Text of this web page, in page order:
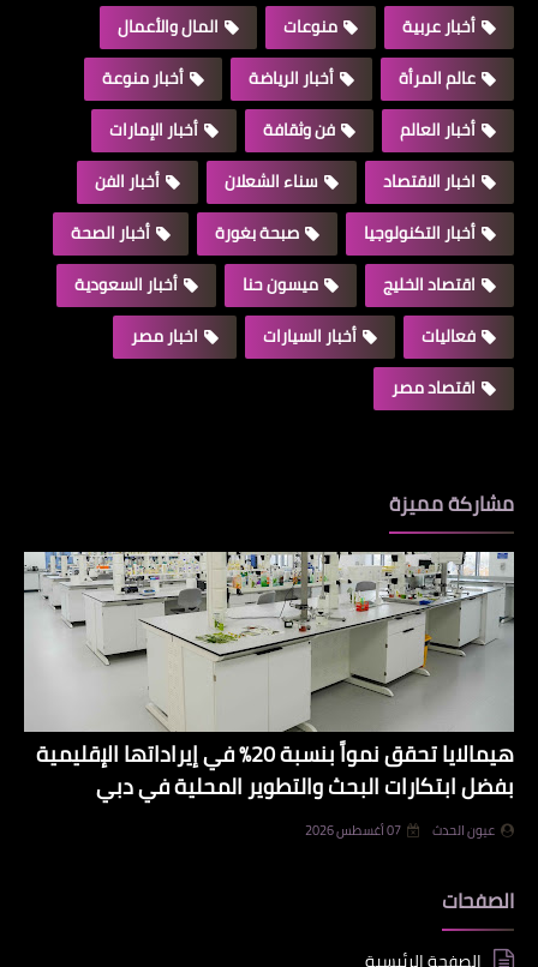
أخبار عربية منوعات
المال والأعمال
عالم المرأة
أخبار الرياضة
أخبار منوعة
أخبار العالم
فن وثقافة
أخبار الإمارات
اخبار الاقتصاد
سناء الشعلان
أخبار الفن
أخبار التكنولوجيا
صبحة بغورة
أخبار الصحة
اقتصاد الخليج
ميسون حنا
أخبار السعودية
فعاليات
أخبار السيارات
اخبار مصر
اقتصاد مصر
مشاركة مميزة
هيمالايا تحقق نمواً بنسبة 20% في إيراداتها الإقليمية
بفضل ابتكارات البحث والتطوير المحلية في دبي
عيون الحدث 07 أغسطس 2026
الصفحات
الصفحة الرئيسية